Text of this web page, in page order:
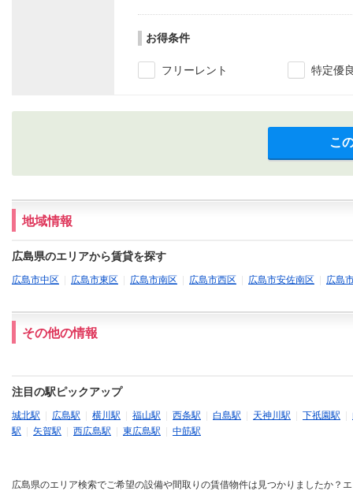
お得条件
フリーレント 特定優
こ
地域情報
広島県のエリアから賃貸を探す
広島市中区 広島市東区 広島市南区 広島市西区 広島市安佐南区 広島
その他の情報
注目の駅ピックアップ
城北駅 広島駅 横川駅 福山駅 西条駅 白島駅 天神川駅 下祇園駅
駅
矢賀駅 西広島駅 東広島駅 中筋駅
広島県のエリア検索でご希望の設備や間取りの賃借物件は見つかりましたか？